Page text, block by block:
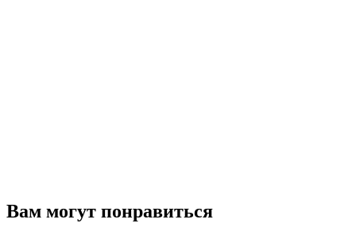
Вам могут понравиться